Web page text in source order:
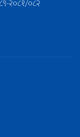
२०८१/०८२